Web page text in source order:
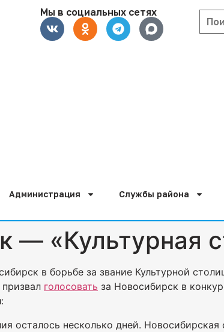
Мы в социальных сетях
Администрация Службы района
— «Культурная
в борьбе за звание Культурной
голосовать за Новосибирск в
осталось несколько дней.